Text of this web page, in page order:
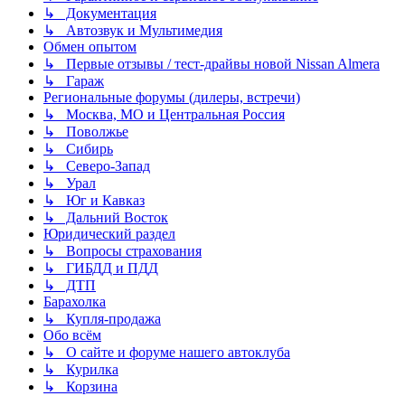
↳ Документация
↳ Автозвук и Мультимедия
Обмен опытом
↳ Первые отзывы / тест-драйвы новой Nissan Almera
↳ Гараж
Региональные форумы (дилеры, встречи)
↳ Москва, МО и Центральная Россия
↳ Поволжье
↳ Сибирь
↳ Северо-Запад
↳ Урал
↳ Юг и Кавказ
↳ Дальний Восток
Юридический раздел
↳ Вопросы страхования
↳ ГИБДД и ПДД
↳ ДТП
Барахолка
↳ Купля-продажа
Обо всём
↳ О сайте и форуме нашего автоклуба
↳ Курилка
↳ Корзина